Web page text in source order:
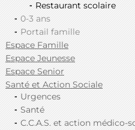
Restaurant scolaire
0-3 ans
Portail famille
Espace Famille
Espace Jeunesse
Espace Senior
Santé et Action Sociale
Urgences
Santé
C.C.A.S. et action médico-